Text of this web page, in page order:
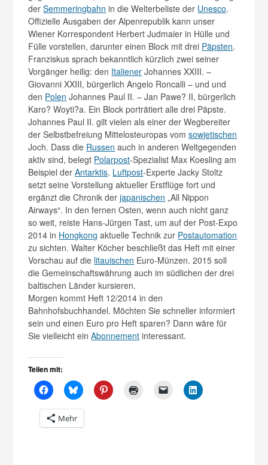
derSemmeringbahn in die Welterbeliste der Unesco.
Offizielle Ausgaben der Alpenrepublik kann unser
Wiener Korrespondent Herbert Judmaier in Hülle und
Fülle vorstellen, darunter einen Block mit drei Päpsten.
Franziskus sprach bekanntlich kürzlich zwei seiner
Vorgänger heilig: den Italiener Johannes XXIII. –
Giovanni XXIII, bürgerlich Angelo Roncalli – und und
den Polen Johannes Paul II. – Jan Pawe? II, bürgerlich
Karo? Woyti?a. Ein Block porträtiert alle drei Päpste.
Johannes Paul II. gilt vielen als einer der Wegbereiter
der Selbstbefreiung Mittelosteuropas vomsowjetischen
Joch. Dass die Russen auch in anderen Weltgegenden
aktiv sind, belegt Polarpost-Spezialist Max Koesling am
Beispiel derAntarktis. Luftpost-Experte Jacky Stoltz
setzt seine Vorstellung aktueller Erstflüge fort und
ergänzt die Chronik derjapanischen „All Nippon
Airways“. In den fernen Osten, wenn auch nicht ganz
so weit, reiste Hans-Jürgen Tast, um auf der Post-Expo
2014 in Hongkong aktuelle Technik zur Postautomation
zu sichten. Walter Köcher beschließt das Heft mit einer
Vorschau auf die litauischen Euro-Münzen. 2015 soll
die Gemeinschaftswährung auch im südlichen der drei
baltischen Länder kursieren.
Morgen kommt Heft 12/2014 in den
Bahnhofsbuchhandel. Möchten Sie schneller informiert
sein und einen Euro pro Heft sparen? Dann wäre für
Sie vielleicht einAbonnement interessant.
Teilen mit:
Mehr